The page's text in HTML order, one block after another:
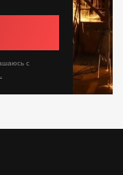
с